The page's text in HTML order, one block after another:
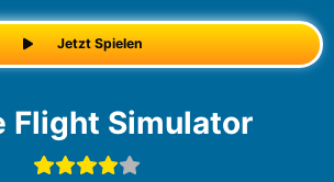
Jetzt Spielen
Flight Simulator